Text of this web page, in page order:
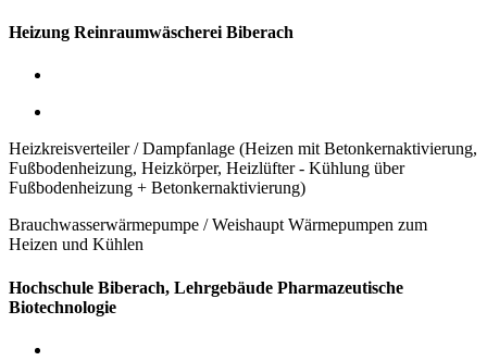
Heizung Reinraumwäscherei Biberach
Heizkreisverteiler / Dampfanlage (Heizen mit Betonkernaktivierung,
Fußbodenheizung, Heizkörper, Heizlüfter - Kühlung über
Fußbodenheizung + Betonkernaktivierung)
Brauchwasserwärmepumpe / Weishaupt Wärmepumpen zum
Heizen und Kühlen
Hochschule Biberach, Lehrgebäude Pharmazeutische
Biotechnologie